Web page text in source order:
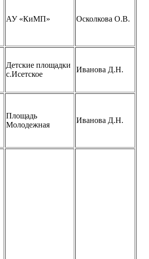
АУ «КиМП» Осколкова О.В.
Детские площадки
с.Исетское
Иванова Д.Н.
Площадь
Молодежная
Иванова Д.Н.